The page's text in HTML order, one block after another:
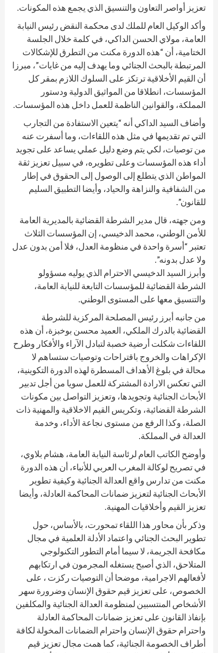
تعزيز أواصر التعاون والتنسيق الذي يجمع هذه المكونات.
وأكد الوكيل العام للملك لدى محكمة النقض رئيس النيابة
العامة، مولاي الحسن الداكي، في كلمة خلال الجلسة
الختامية، أن “هذه الدورة مكنت من التطرق للإشكالات
المرتبطة بالبحث الجنائي وما يهدف إليه من غايات”، مبرزا
أن القيم الأخلاقية ترتكز على السلوك اللازم بمقر كل
المؤسسات، انطلاقا من المواثيق الدولية ودستور
المملكة، والقوانين الناظمة للعمل داخل هذه المؤسسات.
وأضاف السيد الداكي أنه “يتعين الاستفادة من التجارب
التي تم تقديمها في مثل هذه اللقاءات، وما أسفرت عنه
من توصيات، لكي يتم وضع دليل عملي يساعد على تجويد
أداء هذه المؤسسات وعلى تطويره، في سبيل تعزيز ثقة
المواطن الذي يتطلع إلى الوصول إلى الحقوق في إطار
من الشفافية والنزاهة والحياد، وأيضا التطبيق السليم
للقانون”.
ومن جهته، قال مدير الشرطة القضائية بالمديرية العامة
للأمن الوطني، محمد الدخيسي، إن المؤسسات الثلاث
تعتبر “أسرة واحدة في منظومة العدل، فلا أمن بدون عدل
ولا عدل بدونه”.
وأبرز السيد الدخيسي الاحترام الذي يوليه مسؤولو
الشرطة القضائية للمؤسسات التابعة للنيابة العامة،
والتنسيق معها على المستوى الوطني.
من جانبه أبرز رئيس المصلحة المركزية للشرطة
القضائية بالدرك الملكي، العميد محسن بوخبزة، أن هذه
اللقاءات شكلت أرضية خصبة لتبادل الآراء والأفكار وطرح
الإكراهات والخروج باقتراحات وتوصيات ستساهم لا
محالة في بلوغ الأهداف المسطرة لهذه الدورة التكوينية،
التي تعكس الارادة المشتركة للعمل سويا من أجل تدبير
الأبحاث الجنائية وتجويدها، وتعزيز التواصل بين مكونات
الشرطة القضائية، وتكريس القيم الاخلاقية والمهنية ذات
الصلة، وكذا الرفع من مستوى نجاعة الأداء، وخدمة
العدالة في المملكة.
وأوضح الكاتب العام لرئاسة النيابة العامة، هشام بلاوي،
في تصريح لوكالة المغرب العربي للأنباء، أن هذه الدورة
مكنت من تدارس واقع العدالة الجنائية وكيفية تطوير
الأبحاث الجنائية لتعزيز ضمانات المحاكمة العادلة، وأيضا
تعزيز القيم وأخلاقيات المهنية.
وذكر بأن محاور هذا اللقاء تمحورت، بالأساس، حول
تطوير البحث الجنائي واعتماد الأدلة العلمية في مجال
مكافحة الجريمة، لا سيما أمام التطور التكنولوجي
المتلاحق، الذي أصبح يستغله المجرمون في ارتكابهم
لأفعالهم الاجرامية، موضحا أن التوصيات ركزت ، على
الخصوص، على تعزيز قيم حقوق الإنسان وضرورة سهر
الأشخاص المنتسبين لمنظومة العدالة الجنائية والمكلفين
بإنفاذ القانون على تعزيز ضمانات المحاكمة العادلة
واحترام حقوق الإنسان واحترام الضمانات المخولة لكافة
أطراف الخصومة الجنائية، كما همت مجال تعزيز قيم